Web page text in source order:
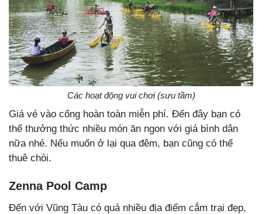
Các hoạt động vui chơi (sưu tầm)
Giá vé vào cổng hoàn toàn miễn phí. Đến đây bạn có
thể thưởng thức nhiều món ăn ngon với giá bình dân
nữa nhé. Nếu muốn ở lại qua đêm, bạn cũng có thể
thuê chòi.
Zenna Pool Camp
Đến với Vũng Tàu có quá nhiều địa điểm cắm trại đẹp,